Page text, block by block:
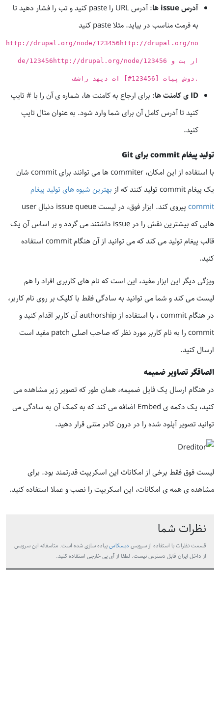
آدرس issue ها
: آدرس URL را paste کنید و تب را فشار دهید تا
به فرمت مناسب در بیاید. مثلا paste کنید
http://drupal.org/node/123456 http://drupal.org/no
de/123456 http://drupal.org/node/123456 و تب را
فشار دهید تا [#123456] تایپ شود.
ID ی کامنت ها
: برای ارجاع به کامنت ها، شماره ی آن را با # تایپ
کنید تا آدرس کامل آن برای شما وارد شود. به عنوان مثال تایپ
کنید.
تولید پیغام commit برای Git
با استفاده از این امکان، commiter ها می توانند برای commit شان
یک پیغام commit تولید کنند که از
بهترین شیوه های تولید پیغام
commit
پیروی کند. ابزار فوق، در لیست issue queue دنبال user
هایی که بیشترین نقش را در issue داشتند می گردد و بر اساس آن یک
قالب پیغام تولید می کند که می توانید از آن هنگام commit استفاده
کنید.
ویژگی دیگر این ابزار مفید، این است که نام های کاربری افراد را هم
لیست می کند و شما می توانید به سادگی فقط با کلیک بر روی نام کاربر،
در هنگام commit ، با استفاده از authorship آن کاربر اقدام کنید و
commit را به نام کاربر مورد نظر که صاحب اصلی patch مفید است
ارسال کنید.
الصاقگر تصاویر ضمیمه
در هنگام ارسال یک فایل ضمیمه، همان طور که تصویر زیر مشاهده می
کنید، یک دکمه ی Embed اضافه می کند که به کمک آن به سادگی می
توانید تصویر آپلود شده را در درون کادر متنی قرار دهید.
لیست فوق فقط برخی از امکانات این اسکریپت قدرتمند بود. برای
مشاهده ی همه ی امکانات، این اسکریپت را نصب و عملا استفاده کنید.
نظرات شما
قسمت نظرات با استفاده از سرویس دیسکاسپیاده سازی شده است. متاسفانه این سرویس
از داخل ایران قابل دسترس نیست. لطفا از آی پی خارجی استفاده کنید.